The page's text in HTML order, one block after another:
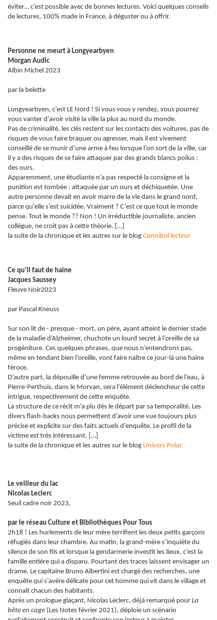
éviter… c’est possible avec de bonnes lectures. Voici quelques conseils
de lectures, 100% made in France, à déguster ou à offrir.
Personne ne meurt à Longyearbyen
Morgan Audic
Albin Michel 2023
par la belette
Longyearbyen, c’est LE Nord ! Si vous vous y rendez, vous pourrez
vous vanter d’avoir visité la ville la plus au nord du monde.
Pas de criminalité, les clés restent sur les contacts des voitures, pas de
risques de vous faire braquer ou agresser, mais il est vivement
conseillé de se munir d’une arme à feu lorsque l’on sort de la ville, car
il y a des risques de se faire attaquer par des grands blancs poilus :
des ours.
Apparemment, une étudiante n’a pas respecté la consigne et la
punition est tombée : attaquée par un ours et déchiquetée. Une
autre personne devait en avoir marre de la vie dans le grand nord,
parce qu’elle s’est suicidée. Vraiment ? C’est ce que tout le monde
pense. Tout le monde ?? Non ! Un irréductible journaliste, ancien
collègue, ne croit pas à cette théorie. […]
la suite de la chronique et les autres sur le blog Cannibal lecteur
Ce qu'il faut de haine
Jacques Saussey
Fleuve Noir2023
par Pascal Kneuss
Sur son lit de - presque - mort, un père, ayant atteint le dernier stade
de la maladie d’Alzheimer, chuchote un lourd secret à l’oreille de sa
progéniture. Ces quelques phrases, que nous n’entendrons pas,
même en tendant bien l’oreille, vont faire naître ce jour-là une haine
féroce.
D’autre part, la dépouille d’une femme retrouvée au bord de l’eau, à
Pierre-Perthuis, dans le Morvan, sera l’élément déclencheur de cette
intrigue, respectivement de cette enquête.
La structure de ce récit m’a plu dès le départ par sa temporalité. Les
divers flash-backs nous permettent d’avoir une vue toujours plus
précise et explicite sur des faits actuels d’enquête. Le profil de la
victime est très intéressant. […]
la suite de la chronique et les autres sur le blog Univers Polar
Le veilleur du lac
Nicolas Leclerc
Seuil cadre noir 2023,
par le réseau Culture et Bibliothèques Pour Tous
2h18 ! Les hurlements de leur mère terrifient les deux petits garçons
réfugiés dans leur chambre. Au matin, la grand-mère s’inquiète du
silence de son fils et lorsque la gendarmerie investit les lieux, c’est la
famille entière qui a disparu. Pourtant des traces laissent envisager un
drame. Le capitaine Bruno Albertini est chargé des recherches, une
enquête qui s’avère délicate pour cet homme qui vit dans le village et
connaît chacun des habitants.
Après un prologue glaçant, Nicolas Leclerc, déjà remarqué pour La
bête en cage (Les Notes février 2021), déploie un scénario